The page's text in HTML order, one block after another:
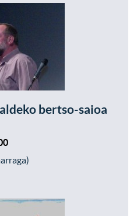
bertso-saioa